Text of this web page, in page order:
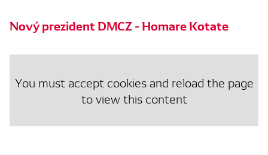
Nový prezident DMCZ - Homare Kotate
You must accept cookies and reload the page
to view this content